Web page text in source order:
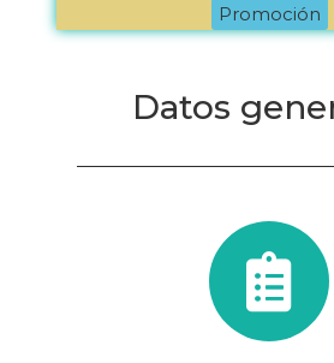
Promoción
Datos